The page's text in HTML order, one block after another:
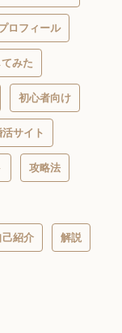
ロフィール
みた
初心者向け
活サイト
攻略法
己紹介 解説